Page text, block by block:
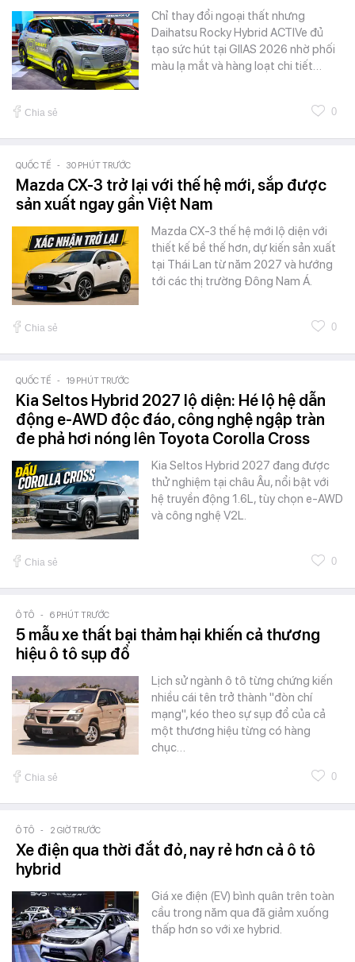
Chỉ thay đổi ngoại thất nhưng
Daihatsu Rocky Hybrid ACTIVe đủ
tạo sức hút tại GIIAS 2026 nhờ phối
màu lạ mắt và hàng loạt chi tiết…
Chia sẻ 0
QUỐC TẾ - 30 PHÚT TRƯỚC
Mazda CX-3 trở lại với thế hệ mới, sắp được
sản xuất ngay gần Việt Nam
Mazda CX-3 thế hệ mới lộ diện với
thiết kế bề thế hơn, dự kiến sản xuất
tại Thái Lan từ năm 2027 và hướng
tới các thị trường Đông Nam Á.
Chia sẻ 0
QUỐC TẾ - 19 PHÚT TRƯỚC
Kia Seltos Hybrid 2027 lộ diện: Hé lộ hệ dẫn
động e-AWD độc đáo, công nghệ ngập tràn
đe phả hơi nóng lên Toyota Corolla Cross
Kia Seltos Hybrid 2027 đang được
thử nghiệm tại châu Âu, nổi bật với
hệ truyền động 1.6L, tùy chọn e-AWD
và công nghệ V2L.
Chia sẻ 0
Ô TÔ - 6 PHÚT TRƯỚC
5 mẫu xe thất bại thảm hại khiến cả thương
hiệu ô tô sụp đổ
Lịch sử ngành ô tô từng chứng kiến
nhiều cái tên trở thành "đòn chí
mạng", kéo theo sự sụp đổ của cả
một thương hiệu từng có hàng
chục…
Chia sẻ 0
Ô TÔ - 2 GIỜ TRƯỚC
Xe điện qua thời đắt đỏ, nay rẻ hơn cả ô tô
hybrid
Giá xe điện (EV) bình quân trên toàn
cầu trong năm qua đã giảm xuống
thấp hơn so với xe hybrid.